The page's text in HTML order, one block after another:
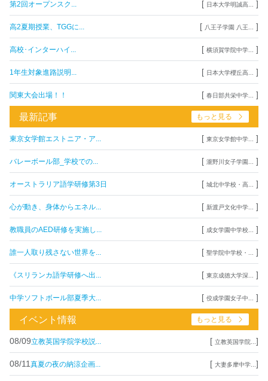
第2回オープンスク... [ 日本大学明誠高... ]
高2夏期授業、TGGに... [ 八王子学園 八王... ]
高校･インターハイ... [ 横須賀学院中学... ]
1年生対象進路説明... [ 日本大学櫻丘高... ]
関東大会出場！！ [ 春日部共栄中学... ]
最新記事 もっと見る
東京女学館エストニア・ア... [ 東京女学館中学... ]
バレーボール部_学校での... [ 瀧野川女子学園... ]
オーストラリア語学研修第3日 [ 城北中学校・高... ]
心が動き、身体からエネル... [ 新渡戸文化中学... ]
教職員のAED研修を実施し... [ 成女学園中学校... ]
誰一人取り残さない世界を... [ 聖学院中学校・... ]
《スリランカ語学研修へ出... [ 東京成徳大学深... ]
中学ソフトボール部夏季大... [ 佼成学園女子中... ]
イベント情報 もっと見る
08/09立教英国学院学校説... [ 立教英国学院... ]
08/11 真夏の夜の納涼企画... [ 大妻多摩中学... ]